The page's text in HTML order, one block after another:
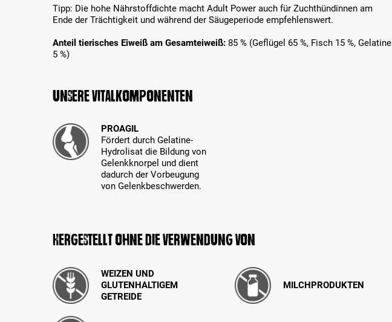
Tipp: Die hohe Nährstoffdichte macht Adult Power auch für Zuchthündinnen am
Ende der Trächtigkeit und während der Säugeperiode empfehlenswert.
Anteil tierisches Eiweiß am Gesamteiweiß: 85 % (Geflügel 65 %, Fisch 15 %, Gelatine
5 %)
Unsere Vitalkomponenten
PROAGIL
Fördert durch Gelatine-
Hydrolisat die Bildung von
Gelenkknorpel und dient
dadurch der Vorbeugung
von Gelenkbeschwerden.
Hergestellt ohne die Verwendung von
WEIZEN UND
GLUTENHALTIGEM
GETREIDE
MILCHPRODUKTEN